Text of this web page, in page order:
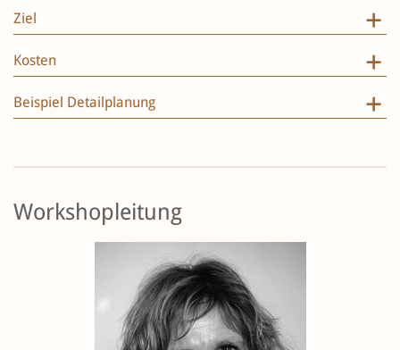
Ziel
Kosten
Beispiel Detailplanung
Workshopleitung